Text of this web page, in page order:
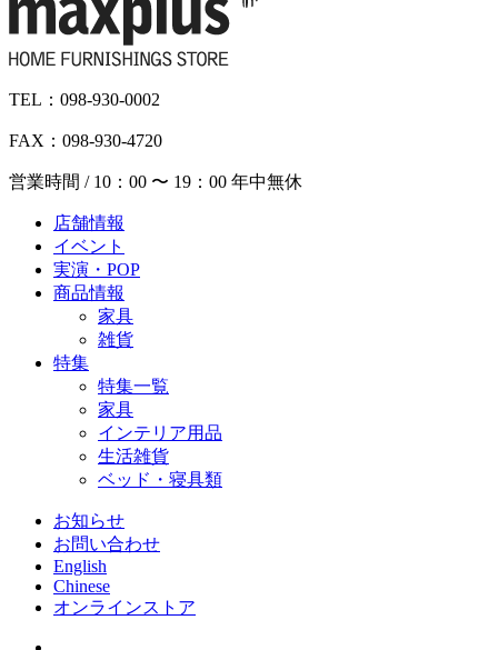
TEL：098-930-0002
FAX：098-930-4720
営業時間 / 10：00 〜 19：00 年中無休
店舗情報
イベント
実演・POP
商品情報
家具
雑貨
特集
特集一覧
家具
インテリア用品
生活雑貨
ベッド・寝具類
お知らせ
お問い合わせ
English
Chinese
オンラインストア